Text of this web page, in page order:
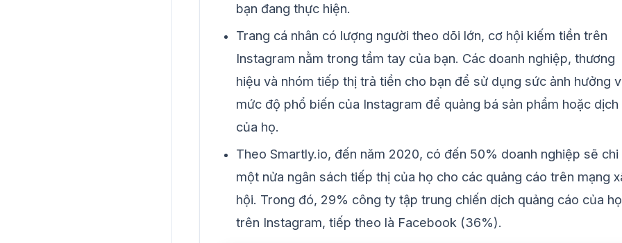
bạn đang thực hiện.
Trang cá nhân có lượng người theo dõi lớn, cơ hội kiếm tiền trên
Instagram nằm trong tầm tay của bạn. Các doanh nghiệp, thương
hiệu và nhóm tiếp thị trả tiền cho bạn để sử dụng sức ảnh hưởng
mức độ phổ biến của Instagram để quảng bá sản phẩm hoặc dịch
của họ.
Theo Smartly.io, đến năm 2020, có đến 50% doanh nghiệp sẽ chi
một nửa ngân sách tiếp thị của họ cho các quảng cáo trên mạng
hội. Trong đó, 29% công ty tập trung chiến dịch quảng cáo của họ
trên Instagram, tiếp theo là Facebook (36%).